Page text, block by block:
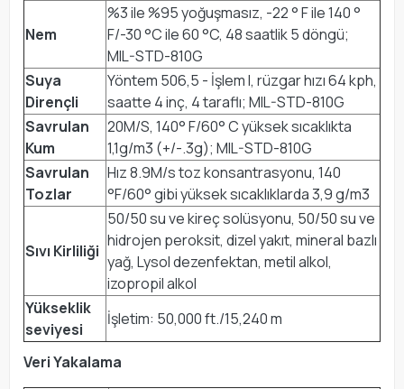
Nem
%3 ile %95 yoğuşmasız, -22 ° F ile 140 °
F/-30 °C ile 60 °C, 48 saatlik 5 döngü;
MIL-STD-810G
Suya
Dirençli
Yöntem 506,5 - İşlem I, rüzgar hızı 64 kph,
saatte 4 inç, 4 taraflı; MIL-STD-810G
Savrulan
Kum
20M/S, 140° F/60° C yüksek sıcaklıkta
1,1g/m3 (+/-.3g); MIL-STD-810G
Savrulan
Tozlar
Hız 8.9M/s toz konsantrasyonu, 140
°F/60° gibi yüksek sıcaklıklarda 3,9 g/m3
Sıvı Kirliliği
50/50 su ve kireç solüsyonu, 50/50 su ve
hidrojen peroksit, dizel yakıt, mineral bazlı
yağ, Lysol dezenfektan, metil alkol,
izopropil alkol
Yükseklik
seviyesi
İşletim: 50,000 ft./15,240 m
Veri Yakalama